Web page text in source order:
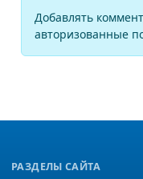
Добавлять
авторизованные
РАЗДЕЛЫ САЙТА